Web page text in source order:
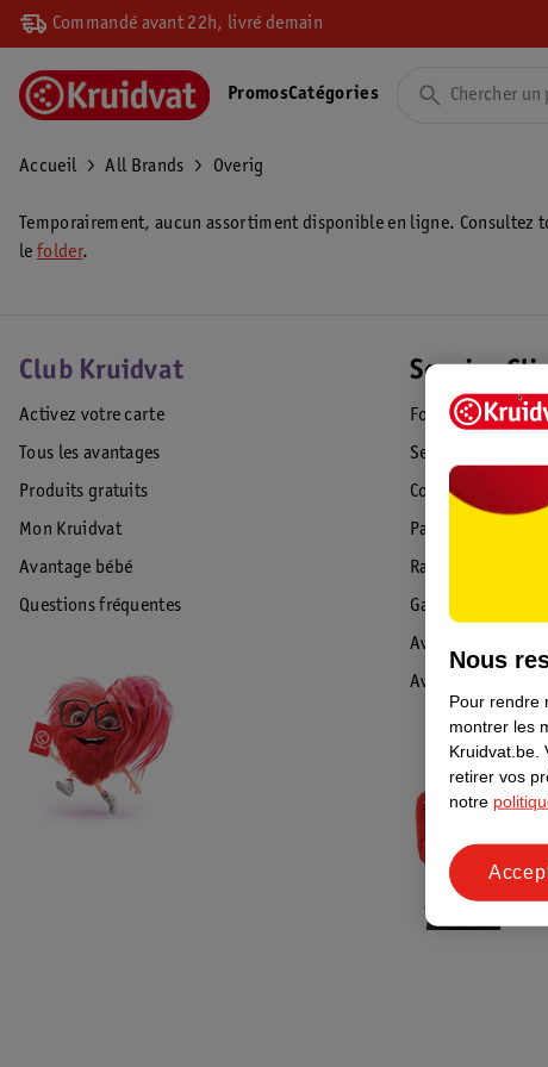
Commandé avant 22h, livré demain
PromosCatégories
Accueil All Brands Overig
Temporairement, aucun assortiment disponible en ligne. Consultez
le folder.
Club Kruidvat
Activez votre carte
Tous les avantages
Produits gratuits
Mon Kruidvat
Avantage bébé
Questions fréquentes
Service
Foire aux
Service Clientèle
Commande &
Paiement
Rappel & Retour
Garantie
Avis de sécurité
Avis
Nous
Pour rendre
montrer les
Kruidvat.be.
retirer vos
notre